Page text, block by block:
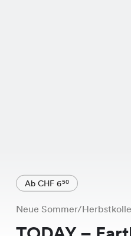
Ab CHF 650
Neue Sommer/